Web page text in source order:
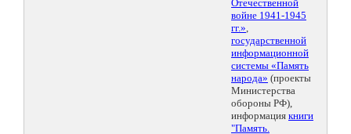
Отечественной
войне 1941-1945
гг.»,
государственной
информационной
системы «Память
народа» (проекты
Министерства
обороны РФ),
информация книги
"Память.